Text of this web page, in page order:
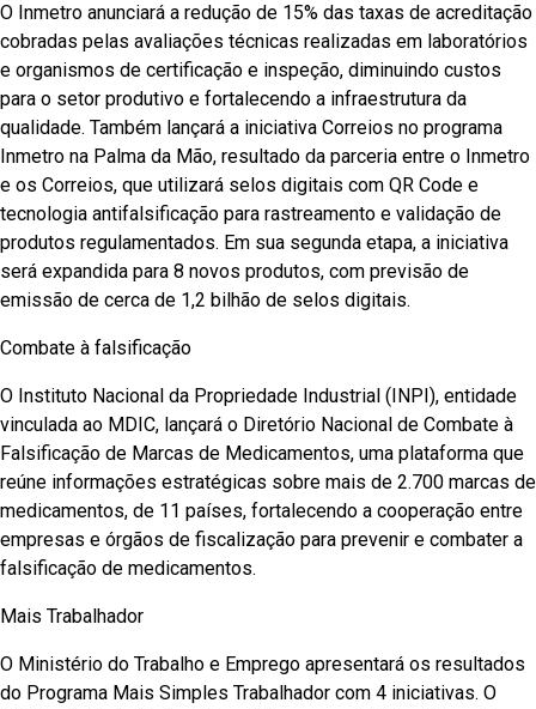
O Inmetro anunciará a redução de 15% das taxas de acreditação
cobradas pelas avaliações técnicas realizadas em laboratórios
e organismos de certificação e inspeção, diminuindo custos
para o setor produtivo e fortalecendo a infraestrutura da
qualidade. Também lançará a iniciativa Correios no programa
Inmetro na Palma da Mão, resultado da parceria entre o Inmetro
e os Correios, que utilizará selos digitais com QR Code e
tecnologia antifalsificação para rastreamento e validação de
produtos regulamentados. Em sua segunda etapa, a iniciativa
será expandida para 8 novos produtos, com previsão de
emissão de cerca de 1,2 bilhão de selos digitais.
Combate à falsificação
O Instituto Nacional da Propriedade Industrial (INPI), entidade
vinculada ao MDIC, lançará o Diretório Nacional de Combate à
Falsificação de Marcas de Medicamentos, uma plataforma que
reúne informações estratégicas sobre mais de 2.700 marcas de
medicamentos, de 11 países, fortalecendo a cooperação entre
empresas e órgãos de fiscalização para prevenir e combater a
falsificação de medicamentos.
Mais Trabalhador
O Ministério do Trabalho e Emprego apresentará os resultados
do Programa Mais Simples Trabalhador com 4 iniciativas. O